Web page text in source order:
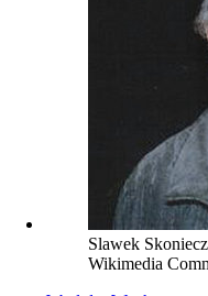
Slawek
Wikimedia